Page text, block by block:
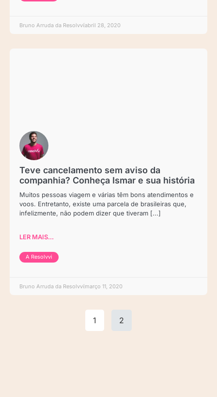
Bruno Arruda da Resolvviabril 28, 2020
Teve cancelamento sem aviso da
companhia? Conheça Ismar e sua história
Muitos pessoas viagem e várias têm bons atendimentos e
voos. Entretanto, existe uma parcela de brasileiras que,
infelizmente, não podem dizer que tiveram [...]
LER MAIS...
A Resolvvi
Bruno Arruda da Resolvvi março 11, 2020
1 2